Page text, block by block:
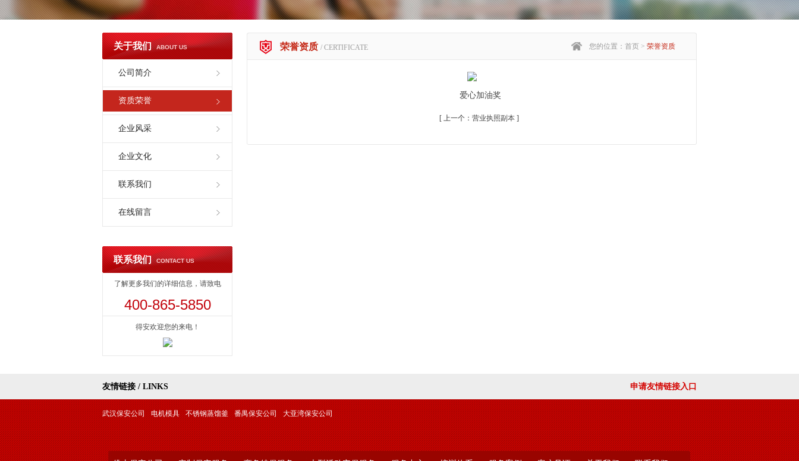
关于我们 ABOUT US
公司简介
资质荣誉
企业风采
企业文化
联系我们
在线留言
联系我们 CONTACT US
了解更多我们的详细信息，请致电
400-865-5850
得安欢迎您的来电！
荣誉资质 / CERTIFICATE 您的位置：首页 > 荣誉资质
爱心加油奖
[ 上一个： 营业执照副本]
友情链接 / LINKS 申请友情链接入口
武汉保安公司 电机模具 不锈钢蒸馏釜 番禺保安公司 大亚湾保安公司